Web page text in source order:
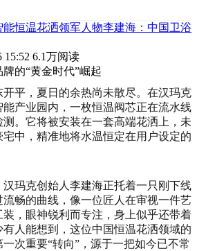
能恒温花洒领军人物李建海：中国卫浴
15:52 6.1万阅读
的“黄金时代”崛起
开平，夏日的余热尚未散尽。在汉玛克
产业园内，一枚恒温阀芯正在流水线
测。它将被安装在一套高端花洒上，未
中，精准地将水温恒定在用户设定的
汉玛克创始人李建海正托着一只刚下线
畅的曲线，像一位匠人在审视一件艺
，眼神锐利而专注，身上似乎还带着
人能想到，这位中国恒温花洒领域的
次重要“转向”，源于一把如今已不常